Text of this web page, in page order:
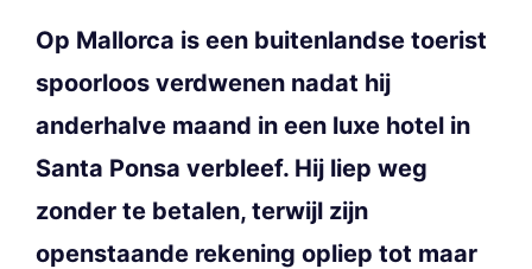
Op Mallorca is een buitenlandse toerist
spoorloos verdwenen nadat hij
anderhalve maand in een luxe hotel in
Santa Ponsa verbleef. Hij liep weg
zonder te betalen, terwijl zijn
openstaande rekening opliep tot maar